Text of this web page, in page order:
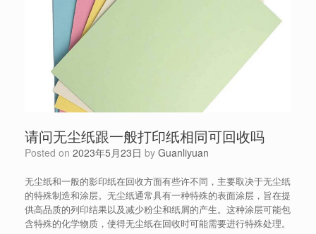
请问无尘纸跟一般打印纸相同可回收吗
Posted on 2023年5月23日 by Guanliyuan
无尘纸和一般的影印纸在回收方面有些许不同，主要取决于无尘纸
的特殊制造和涂层。无尘纸通常具有一种特殊的表面涂层，旨在提
供高品质的列印结果以及减少粉尘和纸屑的产生。这种涂层可能包
含特殊的化学物质，使得无尘纸在回收时可能需要进行特殊处理。